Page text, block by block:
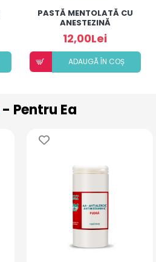
PASTĂ MENTOLATĂ CU
ANESTEZINĂ
12,00Lei
ADAUGÃ ÎN COȘ
- Pentru Ea